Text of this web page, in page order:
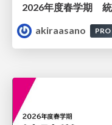
akiraasano
PRO